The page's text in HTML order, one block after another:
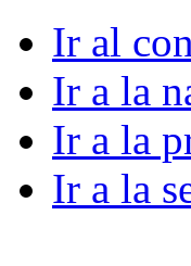
Ir al
Ir a la
Ir a la
Ir a la